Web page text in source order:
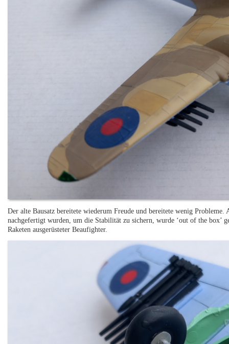
Der alte Bausatz bereitete wiederum Freude und bereitete wenig Probleme.
nachgefertigt wurden, um die Stabilität zu sichern, wurde ‘out of the box’
Raketen ausgerüsteter Beaufighter.